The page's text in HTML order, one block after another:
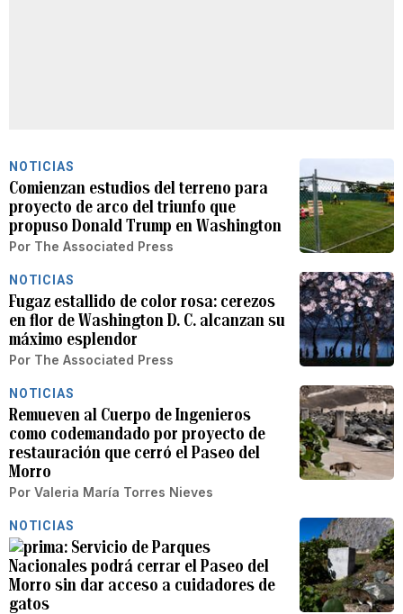
NOTICIAS
Comienzan estudios del terreno para
proyecto de arco del triunfo que
propuso Donald Trump en Washington
Por The Associated Press
NOTICIAS
Fugaz estallido de color rosa: cerezos
en flor de Washington D. C. alcanzan su
máximo esplendor
Por The Associated Press
NOTICIAS
Remueven al Cuerpo de Ingenieros
como codemandado por proyecto de
restauración que cerró el Paseo del
Morro
Por Valeria María Torres Nieves
NOTICIAS
Servicio de Parques
Nacionales podrá cerrar el Paseo del
Morro sin dar acceso a cuidadores de
gatos